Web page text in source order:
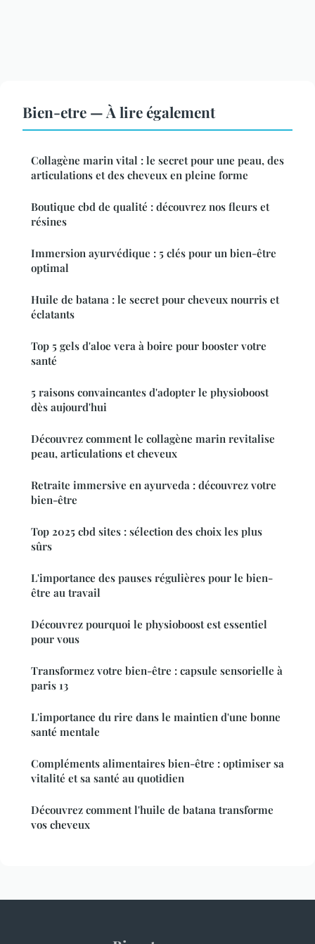
Bien-etre — À lire également
Collagène marin vital : le secret pour une peau, des
articulations et des cheveux en pleine forme
Boutique cbd de qualité : découvrez nos fleurs et
résines
Immersion ayurvédique : 5 clés pour un bien-être
optimal
Huile de batana : le secret pour cheveux nourris et
éclatants
Top 5 gels d'aloe vera à boire pour booster votre
santé
5 raisons convaincantes d'adopter le physioboost
dès aujourd'hui
Découvrez comment le collagène marin revitalise
peau, articulations et cheveux
Retraite immersive en ayurveda : découvrez votre
bien-être
Top 2025 cbd sites : sélection des choix les plus
sûrs
L'importance des pauses régulières pour le bien-
être au travail
Découvrez pourquoi le physioboost est essentiel
pour vous
Transformez votre bien-être : capsule sensorielle à
paris 13
L'importance du rire dans le maintien d'une bonne
santé mentale
Compléments alimentaires bien-être : optimiser sa
vitalité et sa santé au quotidien
Découvrez comment l'huile de batana transforme
vos cheveux